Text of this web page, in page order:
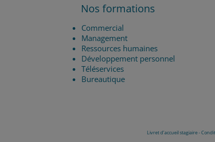
Nos formations
Commercial
Management
Ressources humaines
Développement personnel
Téléservices
Bureautique
Livret d’accueil stagiaire-